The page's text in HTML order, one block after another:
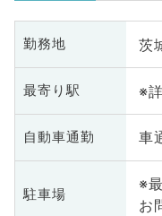
勤務地 茨
最寄り駅 ※
自動車通勤 車
駐車場
※
お